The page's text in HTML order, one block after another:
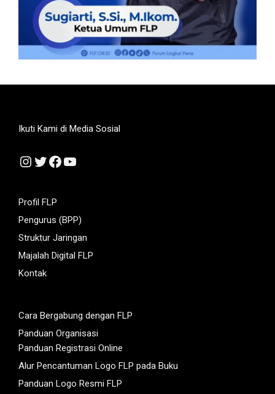
Ikuti Kami di Media Sosial
Instagram
Twitter
Facebook
YouTube
Profil FLP
Pengurus (BPP)
Struktur Jaringan
Majalah Digital FLP
Kontak
Cara Bergabung dengan FLP
Panduan Organisasi
Panduan Registrasi Online
Alur Pencantuman Logo FLP pada Buku
Panduan Logo Resmi FLP